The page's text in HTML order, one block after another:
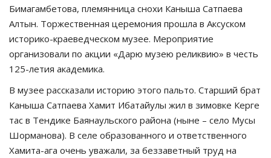
Бимагамбетова, племянница снохи Каныша Сатпаева
Алтын. Торжественная церемония прошла в Аксуском
историко-краеведческом музее. Мероприятие
организовали по акции «Дарю музею реликвию» в честь
125-летия академика.
В музее рассказали историю этого пальто. Старший брат
Каныша Сатпаева Хамит Ибатайулы жил в зимовке Керге
тас в Тендике Баянаульского района (ныне – село Мусы
Шорманова). В селе образованного и ответственного
Хамита-ага очень уважали, за беззаветный труд на